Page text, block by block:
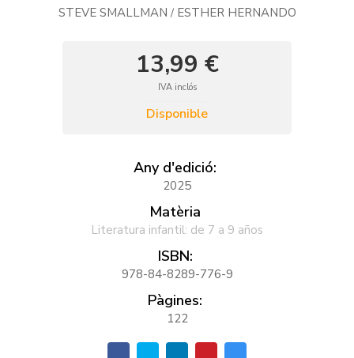
STEVE SMALLMAN / ESTHER HERNANDO
13,99 €
IVA inclós
Disponible
Any d'edició:
2025
Matèria
Literatura infantil: de 7 a 9 años
ISBN:
978-84-8289-776-9
Pàgines:
122